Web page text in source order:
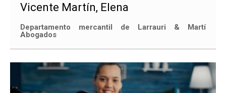
Vicente Martín, Elena
Departamento mercantil de Larrauri & Martí
Abogados